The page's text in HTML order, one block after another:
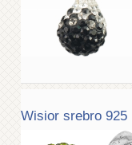
Wisior srebro